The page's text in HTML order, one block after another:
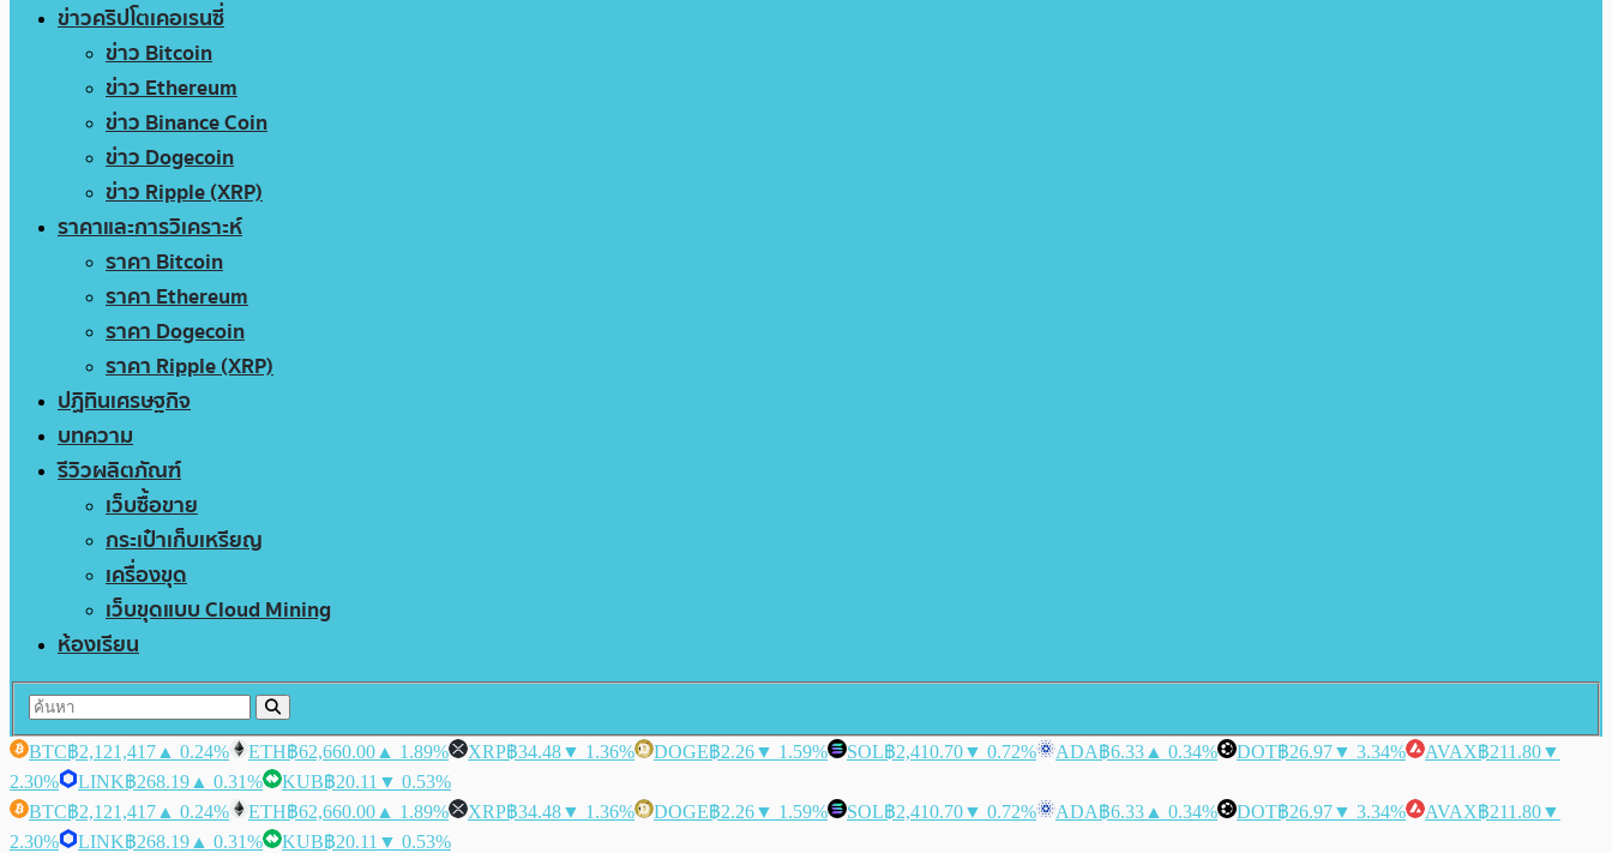
ข่าวคริปโตเคอเรนซี่
ข่าว Bitcoin
ข่าว Ethereum
ข่าว Binance Coin
ข่าว Dogecoin
ข่าว Ripple (XRP)
ราคาและการวิเคราะห์
ราคา Bitcoin
ราคา Ethereum
ราคา Dogecoin
ราคา Ripple (XRP)
ปฏิทินเศรษฐกิจ
บทความ
รีวิวผลิตภัณฑ์
เว็บซื้อขาย
กระเป๋าเก็บเหรียญ
เครื่องขุด
เว็บขุดแบบ Cloud Mining
ห้องเรียน
BTC฿2,121,417 ▲ 0.24% ETH฿62,660.00 ▲ 1.89% XRP฿34.48▼ 1.36% DOGE฿2.26▼ 1.59% SOL฿2,410.70▼ 0.72% ADA฿6.33 ▲ 0.34% DOT฿26.97▼ 3.34% AVAX฿211.80▼
2.30%
LINK฿268.19 ▲ 0.31% KUB฿20.11 ▼ 0.53%
BTC฿2,121,417 ▲ 0.24% ETH฿62,660.00 ▲ 1.89% XRP฿34.48▼ 1.36% DOGE฿2.26▼ 1.59% SOL฿2,410.70▼ 0.72% ADA฿6.33 ▲ 0.34% DOT฿26.97▼ 3.34% AVAX฿211.80▼
2.30%
LINK฿268.19 ▲ 0.31% KUB฿20.11 ▼ 0.53%